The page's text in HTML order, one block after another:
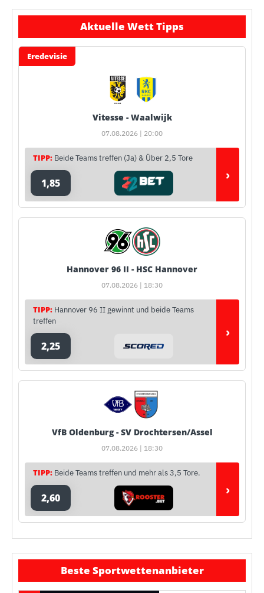
Aktuelle Wett Tipps
Eredevisie
Vitesse - Waalwijk
07.08.2026 | 20:00
TIPP: Beide Teams treffen (Ja) & Über 2,5 Tore
1,85 ›
Hannover 96 II - HSC Hannover
07.08.2026 | 18:30
TIPP: Hannover 96 II gewinnt und beide Teams
treffen
2,25
›
VfB Oldenburg - SV Drochtersen/Assel
07.08.2026 | 18:30
TIPP: Beide Teams treffen und mehr als 3,5 Tore.
2,60 ›
Beste Sportwettenanbieter